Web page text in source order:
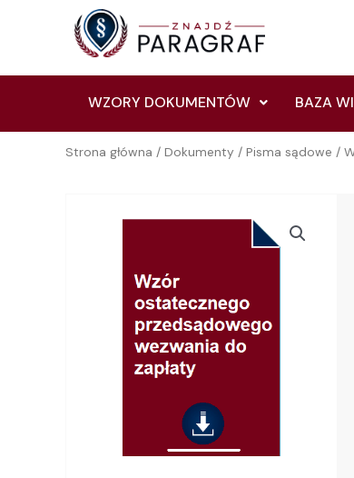
WZORY DOKUMENTÓW BAZA
Strona główna / Dokumenty / Pisma sądowe /